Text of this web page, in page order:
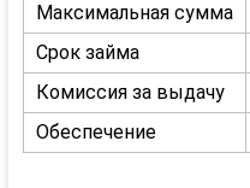
Максимальная сумма
Срок займа
Комиссия за выдачу
Обеспечение